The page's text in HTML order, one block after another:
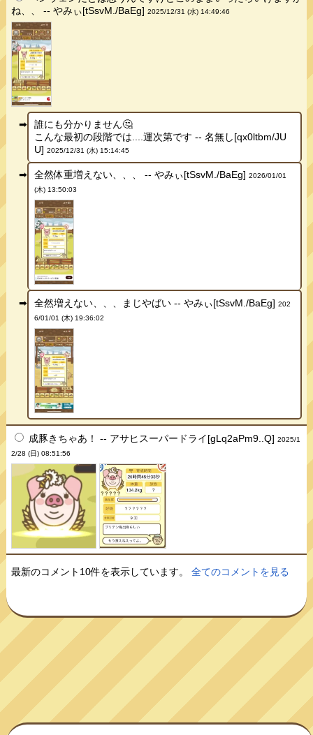
ね、、 -- やみぃ[tSsvM./BaEg]2025/12/31 (水) 14:49:46
誰にも分かりません🤔
こんな最初の段階では....運次第です -- 名無し[qx0ltbm/JU
U] 2025/12/31 (水) 15:14:45
全然体重増えない、、、 -- やみぃ[tSsvM./BaEg] 2026/01/01
(木) 13:50:03
全然増えない、、、まじやばい -- やみぃ[tSsvM./BaEg] 202
6/01/01 (木) 19:36:02
成豚きちゃあ！ -- アサヒスーパードライ[gLq2aPm9..Q]2025/1
2/28 (日) 08:51:56
最新のコメント10件を表示しています。全てのコメントを見る